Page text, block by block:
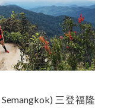
三登福隆